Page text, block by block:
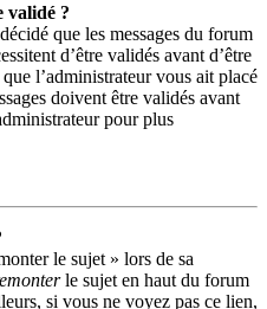
validé ?
que les messages du forum
d’être validés avant d’être
l’administrateur vous ait placé
doivent être validés avant
pour plus
le sujet » lors de sa
le sujet en haut du forum
si vous ne voyez pas ce lien,